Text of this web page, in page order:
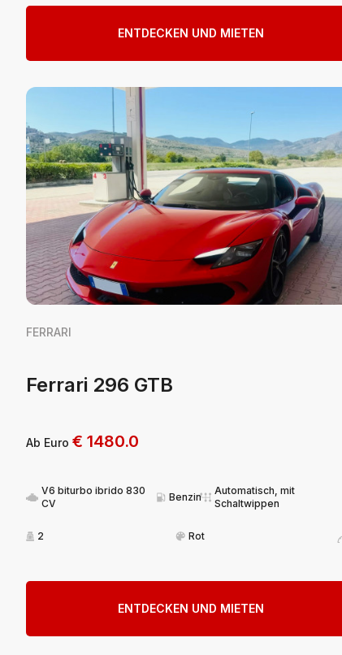
ENTDECKEN UND MIETEN
FERRARI
Ferrari 296 GTB
Ab Euro € 1480.0
V6 biturbo ibrido 830
CV
Benzin
Automatisch, mit
Schaltwippen
2 Rot
ENTDECKEN UND MIETEN